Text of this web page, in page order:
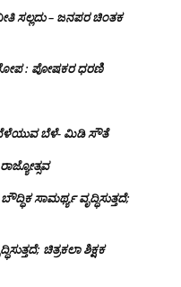
ಸಲ್ಲದು – ಜನಪರ ಚಿಂತಕ
ಲೋಪ : ಪೋಷಕರ ಧರಣಿ
ಬೆಳೆ- ಮಿಡಿ ಸೌತೆ
ಸಾಮರ್ಥ್ಯ ವೃದ್ಧಿಸುತ್ತದೆ;
ಚಿತ್ರಕಲಾ ಶಿಕ್ಷಕ